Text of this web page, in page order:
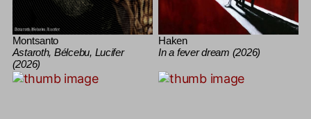
Montsanto
Astaroth, Bélcebu, Lucifer
(2026)
Haken
In a fever dream (2026)